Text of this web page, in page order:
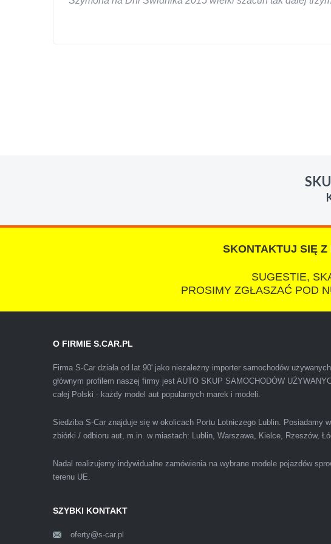
chcecie natknac sie na spaslych wszystkowiedzacych
wiedziałem, że sprzedaż samochodu może być załatwiona
Pewnego dnia Rozmawialem z kolega na kopalni o
telefonie do skupu aut s-car.pl. Zadzwoniłem pod nr tel 703
ciągu 15min odkupili ode mnie samochód. Polecam pewna
SKONTAKTUJ SIĘ Z
SUGESTIE,
PROSIMY ZGŁASZAĆ POD
O FIRMIE S.CAR.PL
Firma S-Car działa od lat 90' jako niezależny importer samochodów
głównym profilem naszej firmy jest AUTO SKUP SAMOCHODÓW
całej Polski - każdy model aut popularnych marek i modeli.
Siedziba S-Car znajduje się w okolicach Portu Lotniczego Lublin. Posiadamy
zbiórki / odbioru aut, m.in. w miastach: Lublin, Warszawa, Kielce, Rzeszów,
Nadal realizujemy indywidualne zamówienia na wybrane modele pojazdów
terenu UE.
SZYBKI KONTAKT
oferty@s-car.pl